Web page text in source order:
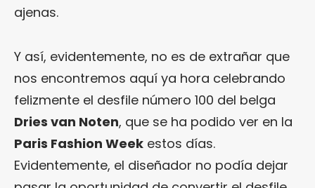
ajenas.
Y así, evidentemente, no es de extrañar que
nos encontremos aquí ya hora celebrando
felizmente el desfile número 100 del belga
Dries van Noten, que se ha podido ver en la
Paris Fashion Week estos días.
Evidentemente, el diseñador no podía dejar